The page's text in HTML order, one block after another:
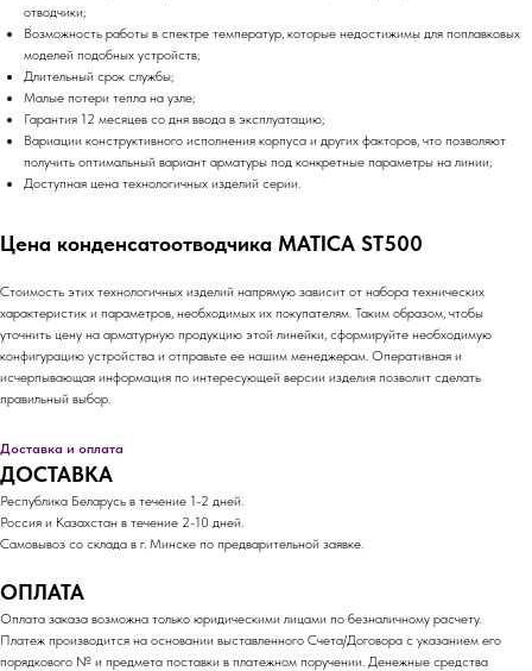
отводчики;
Возможность работы в спектре температур, которые недостижимы для поплавковых
моделей подобных устройств;
Длительный срок службы;
Малые потери тепла на узле;
Гарантия 12 месяцев со дня ввода в эксплуатацию;
Вариации конструктивного исполнения корпуса и других факторов, что позволяют
получить оптимальный вариант арматуры под конкретные параметры на линии;
Доступная цена технологичных изделий серии.
Цена конденсатоотводчика MATICA ST500
Стоимость этих технологичных изделий напрямую зависит от набора технических
характеристик и параметров, необходимых их покупателям. Таким образом, чтобы
уточнить цену на арматурную продукцию этой линейки, сформируйте необходимую
конфигурацию устройства и отправьте ее нашим менеджерам. Оперативная и
исчерпывающая информация по интересующей версии изделия позволит сделать
правильный выбор.
Доставка и оплата
ДОСТАВКА
Республика Беларусь в течение 1-2 дней.
Россия и Казахстан в течение 2-10 дней.
Самовывоз со склада в г. Минске по предварительной заявке.
ОПЛАТА
Оплата заказа возможна только юридическими лицами по безналичному расчету.
Платеж производится на основании выставленного Счета/Договора с указанием его
порядкового № и предмета поставки в платежном поручении. Денежные средства